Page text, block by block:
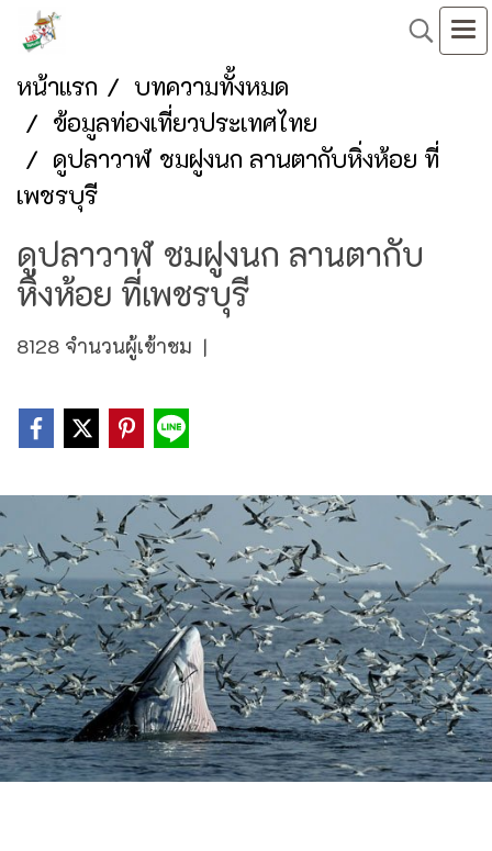
หน้าแรก
บทความทั้งหมด
ข้อมูลท่องเที่ยวประเทศไทย
ดูปลาวาฬ ชมฝูงนก ลานตากับหิ่งห้อย ที่
เพชรบุรี
ดูปลาวาฬ ชมฝูงนก ลานตากับ
หิ่งห้อย ที่เพชรบุรี
8128 จำนวนผู้เข้าชม |